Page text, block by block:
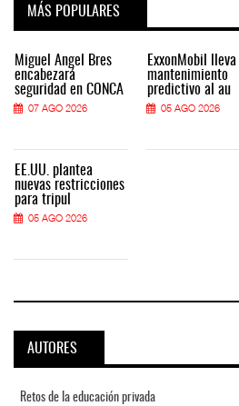
MÁS POPULARES
Miguel Ángel Bres
encabezará
seguridad en CONCA
07 AGO 2026
EE.UU. plantea
nuevas restricciones
para tripul
05 AGO 2026
ExxonMobil lleva
mantenimiento
predictivo al au
05 AGO 2026
AUTORES
Retos de la educación privada